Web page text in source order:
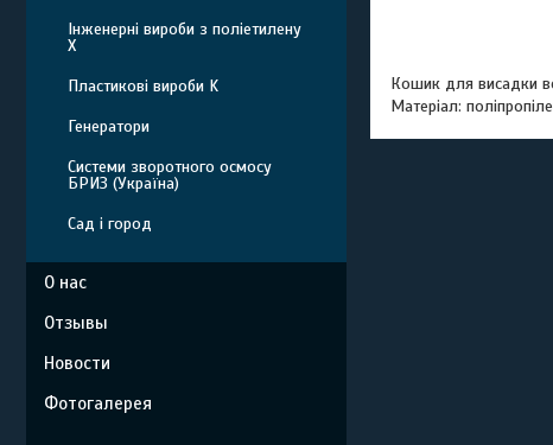
Кошик для висадки
Матеріал:
Інженерні вироби з поліетилену
Х
Пластикові вироби K
Генератори
Системи зворотного осмосу
БРИЗ (Україна)
Сад і город
О нас
Отзывы
Новости
Фотогалерея